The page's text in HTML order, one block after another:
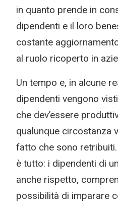
in quanto prende in
dipendenti e il loro
costante
al ruolo ricoperto in
Un tempo e, in alcune
dipendenti vengono
che dev’essere
qualunque circostanza
fatto che sono
è tutto: i dipendenti di
anche rispetto,
possibilità di imparare